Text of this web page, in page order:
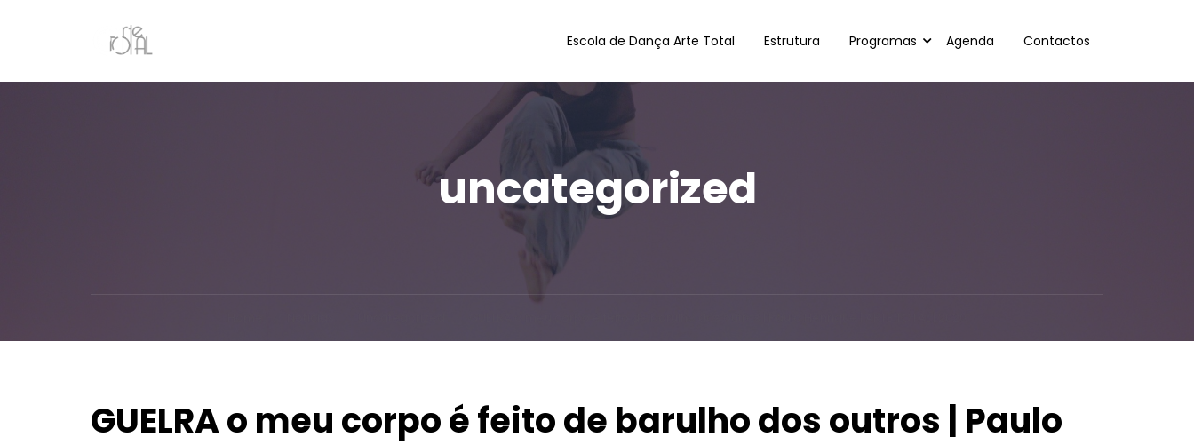
Escola de Dança Arte Total Estrutura Programas Agenda Contactos
uncategorized
GUELRA o meu corpo é feito de barulho dos outros | Paulo